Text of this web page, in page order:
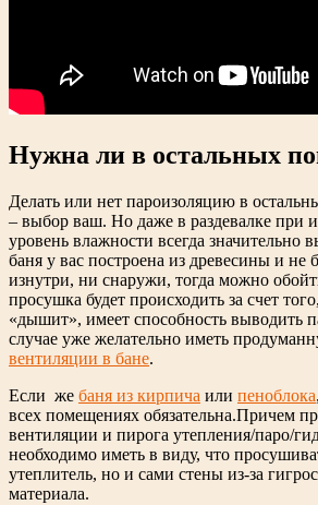
Нужна ли в остальных
Делать или нет пароизоляцию в
– выбор ваш. Но даже в раздевалке при
уровень влажности всегда
баня у вас построена из древесины и не
изнутри, ни снаружи, тогда можно
просушка будет происходить за счет
«дышит», имеет способность выводить
случае уже желательно иметь
вентиляции в бане.
Если же баня из кирпича или пеноблока
всех помещениях обязательна.Причем
вентиляции и пирога утепления/паро/
необходимо иметь в виду, что
утеплитель, но и сами стены из-за
материала.